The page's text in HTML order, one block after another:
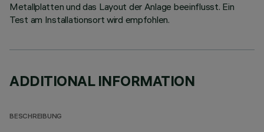
Metallplatten und das Layout der Anlage beeinflusst. Ein
Test am Installationsort wird empfohlen.
ADDITIONAL INFORMATION
BESCHREIBUNG